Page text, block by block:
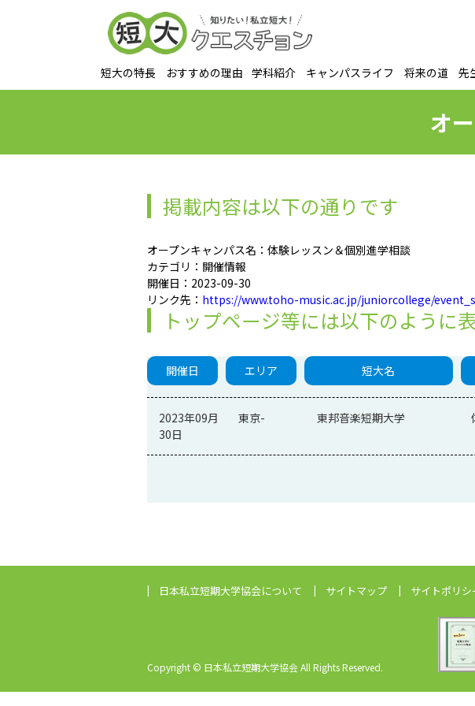
短大の特長 おすすめの理由 学科紹介 キャンパスライフ 将来の道 先
オ
掲載内容は以下の通りです
オープンキャンパス名：体験レッスン＆個別進学相談
カテゴリ：開催情報
開催日：2023-09-30
リンク先： https://www.toho-music.ac.jp/juniorcollege/
トップページ等には以下のように
開催日 エリア 短大名
2023年09月
30日
東京- 東邦音楽短期大学
日本私立短期大学協会について サイトマップ サイトポリシ
Copyright © 日本私立短期大学協会 All Rights Reserved.